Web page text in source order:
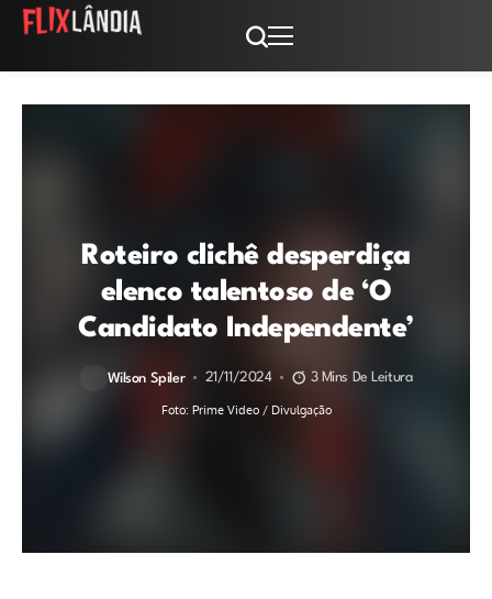
Roteiro clichê desperdiça
elenco talentoso de ‘O
Candidato Independente’
Wilson Spiler 21/11/2024 3 Mins De Leitura
Foto: Prime Video / Divulgação